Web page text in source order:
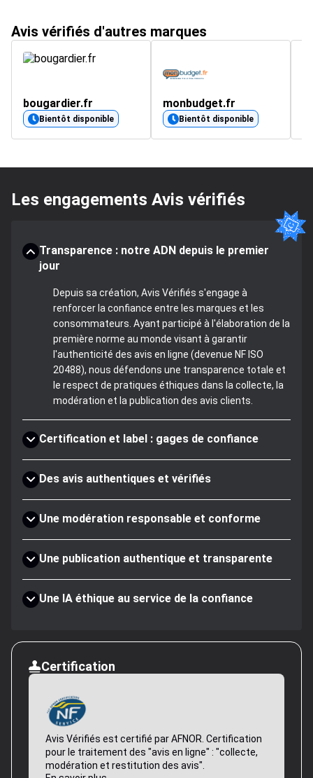
Avis vérifiés d'autres marques
bougardier.fr
Bientôt disponible
monbudget.fr
Bientôt disponible
Les engagements Avis vérifiés
Transparence : notre ADN depuis le premier
jour
Depuis sa création, Avis Vérifiés s'engage à
renforcer la confiance entre les marques et les
consommateurs. Ayant participé à l'élaboration de la
première norme au monde visant à garantir
l'authenticité des avis en ligne (devenue NF ISO
20488), nous défendons une transparence totale et
le respect de pratiques éthiques dans la collecte, la
modération et la publication des avis clients.
Certification et label : gages de confiance
Des avis authentiques et vérifiés
Une modération responsable et conforme
Une publication authentique et transparente
Une IA éthique au service de la confiance
Certification
Avis Vérifiés est certifié par AFNOR. Certification
pour le traitement des "avis en ligne" : "collecte,
modération et restitution des avis".